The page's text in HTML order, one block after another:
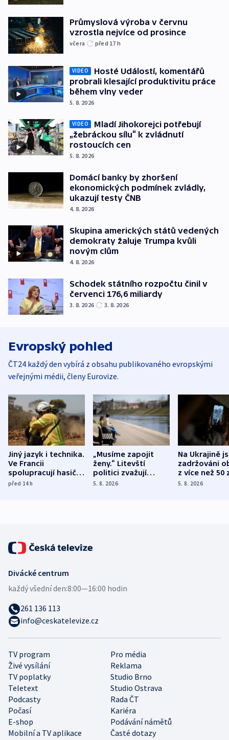
Průmyslová výroba v červnu
vzrostla nejvíce od prosince
včera před 17 h
VIDEO
Hosté Událostí, komentářů
probrali klesající produktivitu práce
během vlny veder
5. 8. 2026
VIDEO
Mladí Jihokorejci potřebují
„žebráckou sílu“ k zvládnutí
rostoucích cen
5. 8. 2026
Domácí banky by zhoršení
ekonomických podmínek zvládly,
ukazují testy ČNB
4. 8. 2026
Skupina amerických států vedených
demokraty žaluje Trumpa kvůli
novým clům
4. 8. 2026
Schodek státního rozpočtu činil v
červenci 176,6 miliardy
3. 8. 2026 3. 8. 2026
Evropský pohled
ČT24 každý den vybírá z obsahu publikovaného evropskými
veřejnými médii, členy Eurovize.
Jiný jazyk i technika.
Ve Francii
spolupracují hasiči z
různých zemí
před 14h
„Musíme zapojit
ženy.“ Litevští
politici zvažují
dohodu o
5. 8. 2026
Na Ukrajině
zadržováni
z více než 50
Bojovali na
5. 8. 2026
TV program
Pro média
Živé vysílání
Reklama
TV poplatky
Studio Brno
Teletext
Studio Ostrava
Podcasty
Rada ČT
Počasí
Kariéra
E-shop
Podávání námětů
Mobilní a TV aplikace
Časté dotazy
Divácké centrum
každý všední den:8:00—16:00 hodin
261 136 113
info@ceskatelevize.cz